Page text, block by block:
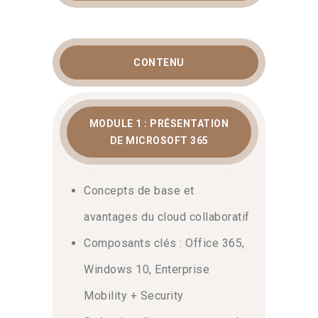
de votre organisation ? Bienvenue dans
notre
formation microsoft 365
cursus complet, conçu pour les
professionnels IT et les décideurs,
permet de maîtriser l’ensemble de
l’écosystème cloud de Microsoft. Vous
apprendrez à configurer Teams,
Exchange, SharePoint, ainsi qu’à gérer
les identités et la sécurité. Pour
découvrir l’ensemble de notre
catalogue, visitez notre page dédiée
. Par ailleurs,
pour approfondir la documentation
technique, consultez directement
CONTENU
MODULE 1 : PRÉSENTATION
DE MICROSOFT 365
Concepts de base et
avantages du cloud collaboratif
Composants clés : Office 365,
Windows 10, Enterprise
Mobility + Security